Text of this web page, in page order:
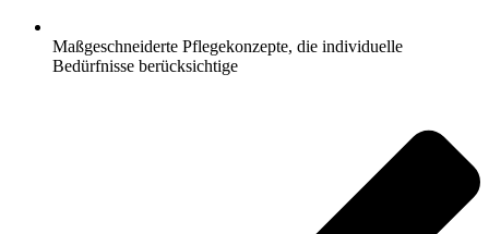
Maßgeschneiderte Pflegekonzepte, die individuelle
Bedürfnisse berücksichtige